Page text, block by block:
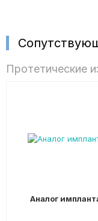
Протетические
Аналог